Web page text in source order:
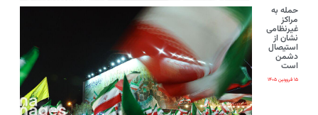
حمله به
مراکز
غیرنظامی
نشان از
استیصال
دشمن
است
۱۵ فروردین ۱۴۰۵